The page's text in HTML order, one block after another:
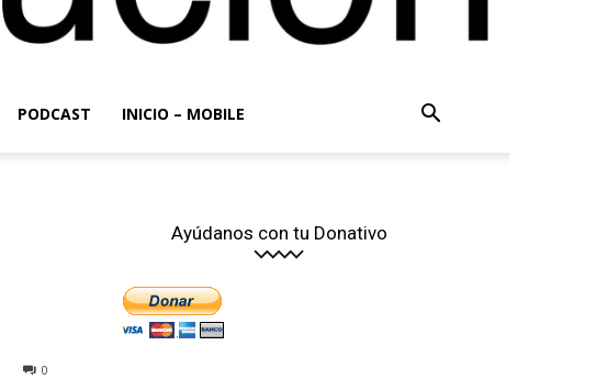
PODCAST INICIO – MOBILE
0
Ayúdanos con tu Donativo